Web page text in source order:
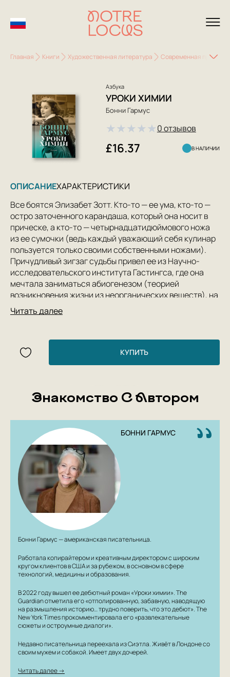
Главная Книги Художественная литература Современная проза
Азбука
УРОКИ ХИМИИ
Бонни Гармус
★★★★★0 отзывов
£16.37 В НАЛИЧИИ
ОПИСАНИЕХАРАКТЕРИСТИКИ
Все боятся Элизабет Зотт. Кто-то — ее ума, кто-то —
остро заточенного карандаша, который она носит в
прическе, а кто-то — четырнадцатидюймового ножа
из ее сумочки (ведь каждый уважающий себя кулинар
пользуется только своими собственными ножами).
Причудливый зигзаг судьбы привел ее из Научно-
исследовательского института Гастингса, где она
мечтала заниматься абиогенезом (теорией
возникновения жизни из неорганических веществ), на
телевидение, где она ведет самую популярную в
стране кулинарную передачу «Ужин в шесть».
это жизнь. Она дает нам возможность изменить все,
включая себя». Тем временем ее пятилетняя дочь
Мадлен, растущая под присмотром минно-разыскного
также выстроить родословное древо, на котором
должно найтись место и без пяти минут нобелевскому
лауреату по химии Кальвину Эвансу, и фее-крестной, и
деду в полосатой тюремной робе, и бабке, укрывшейся
от налоговой полиции в Бразилии....
Читать далее
КУПИТЬ
Знакомство С Автором
БОННИ ГАРМУС
Бонни Гармус — американская писательница.
Работала копирайтером и креативным директором с широким
кругом клиентов в США и за рубежом, в основном в сфере
технологий, медицины и образования.
В 2022 году вышел ее дебютный роман «Уроки химии». The
Guardian отметила его «отполированную, забавную, наводящую
на размышления историю… трудно поверить, что это дебют». The
New York Times прокомментировала его «развлекательные
сюжеты и остроумные диалоги».
Недавно писательница переехала из Сиэтла. Живёт в Лондоне со
своим мужем и собакой. Имеет двух дочерей.
Читать далее →